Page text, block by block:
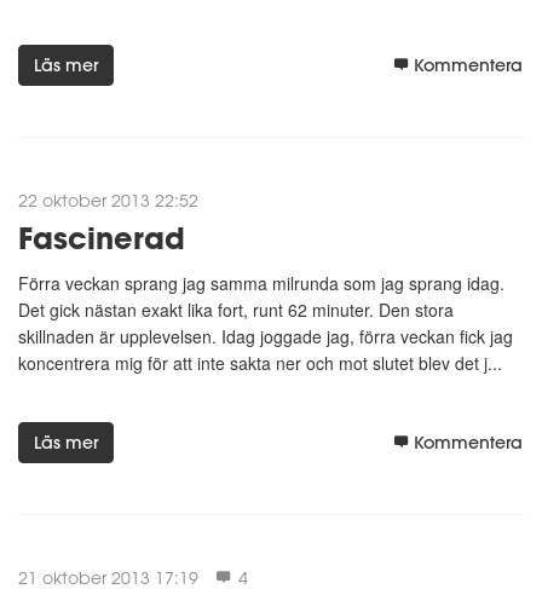
Läs mer Kommentera
22 oktober 2013 22:52
Fascinerad
Förra veckan sprang jag samma milrunda som jag sprang idag.
Det gick nästan exakt lika fort, runt 62 minuter. Den stora
skillnaden är upplevelsen. Idag joggade jag, förra veckan fick jag
koncentrera mig för att inte sakta ner och mot slutet blev det j...
Läs mer Kommentera
21 oktober 2013 17:19 4